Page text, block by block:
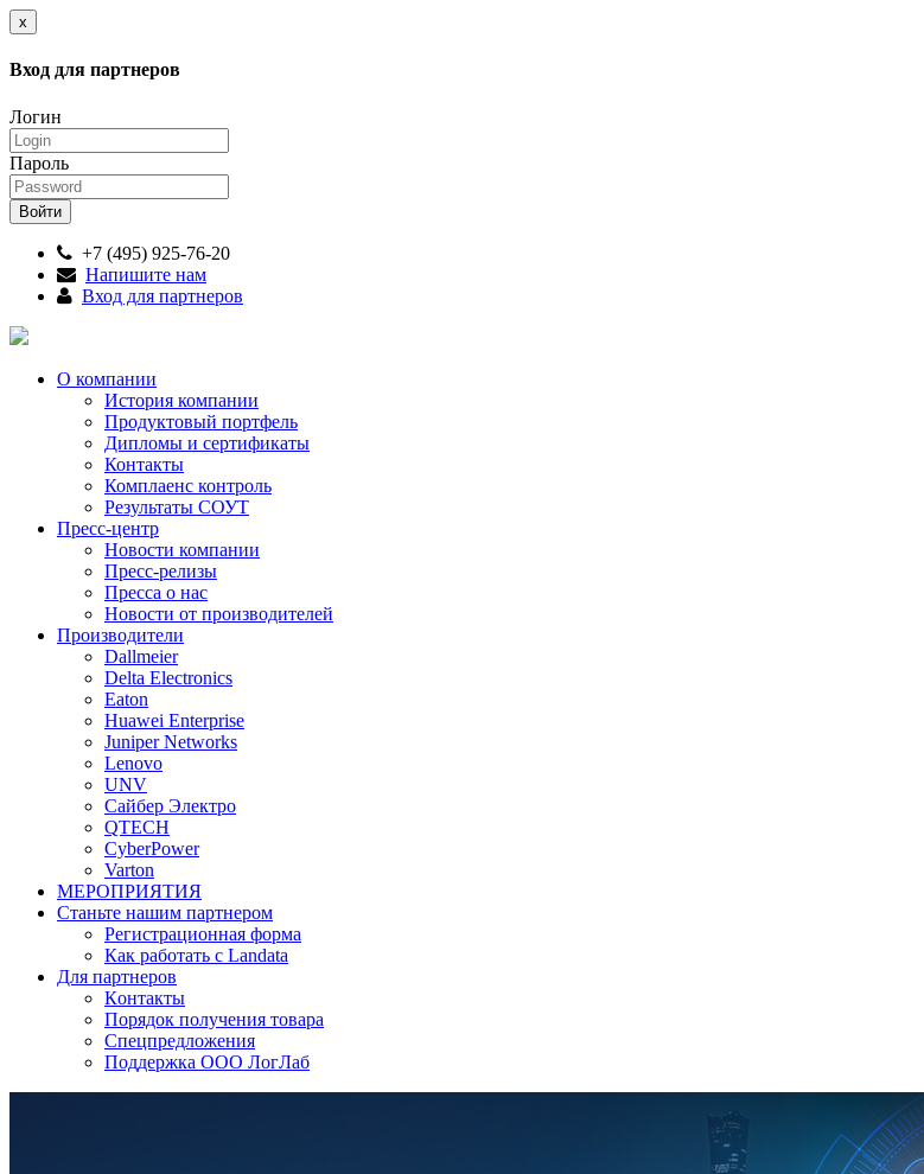
x
Вход для партнеров
Логин
Пароль
+7 (495) 925-76-20
Напишите нам
Вход для партнеров
О компании
История компании
Продуктовый портфель
Дипломы и сертификаты
Контакты
Комплаенс контроль
Результаты СОУТ
Пресс-центр
Новости компании
Пресс-релизы
Пресса о нас
Новости от производителей
Производители
Dallmeier
Delta Electronics
Eaton
Huawei Enterprise
Juniper Networks
Lenovo
UNV
Сайбер Электро
QTECH
CyberPower
Varton
МЕРОПРИЯТИЯ
Станьте нашим партнером
Регистрационная форма
Как работать с Landata
Для партнеров
Кoнтaкты
Порядок получения товара
Спецпредложения
Поддержка ООО ЛогЛаб